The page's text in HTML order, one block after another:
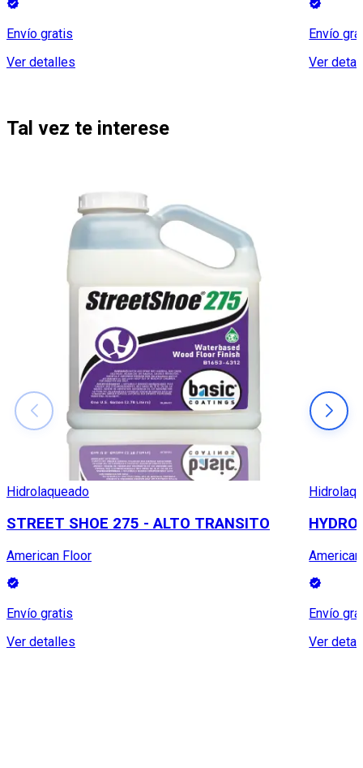
Envío gratis
Ver detalles
Envío
Ver
Tal vez te interese
Hidrolaqueado
STREET SHOE 275 - ALTO TRANSITO
American Floor
Envío gratis
Ver detalles
Envío
Ver